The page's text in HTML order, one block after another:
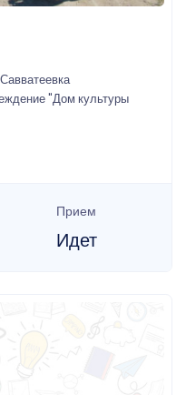
"Дом культуры
Прием
Идет